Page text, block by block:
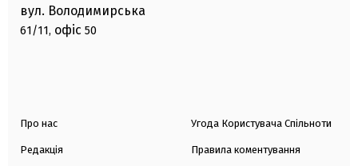
вул. Володимирська
61/11, офіс 50
Про нас
Редакція
Угода Користувача Спільноти
Правила коментування